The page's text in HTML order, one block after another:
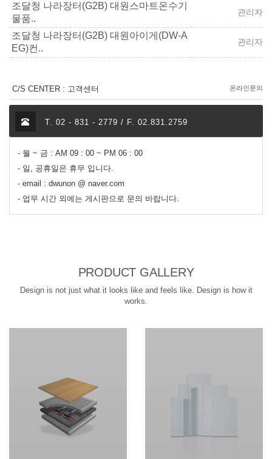
조달청 나라장터(G2B) 대원스마트온수기
물품..
관리자
조달청 나라장터(G2B) 대원아이게(DW-A
EG)컨..
관리자
C/S CENTER : 고객센터 온라인문의
T. 02 - 831 - 2779 / F. 02.831.2759
- 월 ~ 금 : AM 09 : 00 ~ PM 06 : 00
- 일, 공휴일은 휴무 입니다.
- email : dwunon @ naver.com
- 업무 시간 외에는 게시판으로 문의 바랍니다.
PRODUCT GALLERY
Design is not just what it looks like and feels like. Design is how it
works.